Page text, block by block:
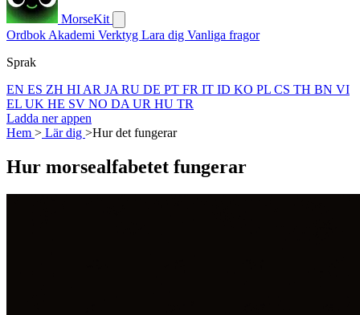
MorseKit
Ordbok Akademi Verktyg Lara dig Vanliga fragor
Sprak
EN ES ZH HI AR JA RU DE PT FR IT ID KO PL CS TH BN VI
EL UK HE SV NO DA UR HU TR
Ladda ner appen
Hem > Lär dig >Hur det fungerar
Hur morsealfabetet fungerar